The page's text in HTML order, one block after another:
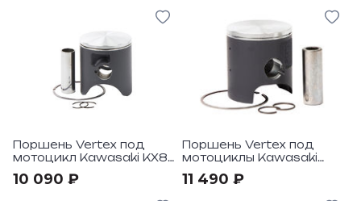
Поршень Vertex под
мотоцикл Kawasaki KX85
10 090 ₽
Поршень Vertex под
мотоциклы Kawasaki
11 490 ₽